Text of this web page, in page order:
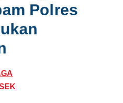
Polres